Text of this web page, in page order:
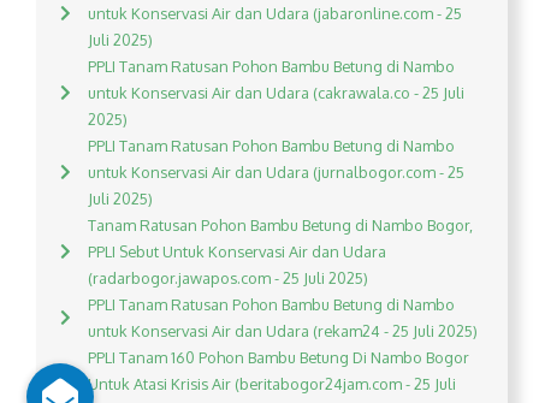
untuk Konservasi Air dan Udara (jabaronline.com - 25
Juli 2025)
PPLI Tanam Ratusan Pohon Bambu Betung di Nambo
untuk Konservasi Air dan Udara (cakrawala.co - 25 Juli
2025)
PPLI Tanam Ratusan Pohon Bambu Betung di Nambo
untuk Konservasi Air dan Udara (jurnalbogor.com - 25
Juli 2025)
Tanam Ratusan Pohon Bambu Betung di Nambo Bogor,
PPLI Sebut Untuk Konservasi Air dan Udara
(radarbogor.jawapos.com - 25 Juli 2025)
PPLI Tanam Ratusan Pohon Bambu Betung di Nambo
untuk Konservasi Air dan Udara (rekam24 - 25 Juli 2025)
PPLI Tanam 160 Pohon Bambu Betung Di Nambo Bogor
Untuk Atasi Krisis Air (beritabogor24jam.com - 25 Juli